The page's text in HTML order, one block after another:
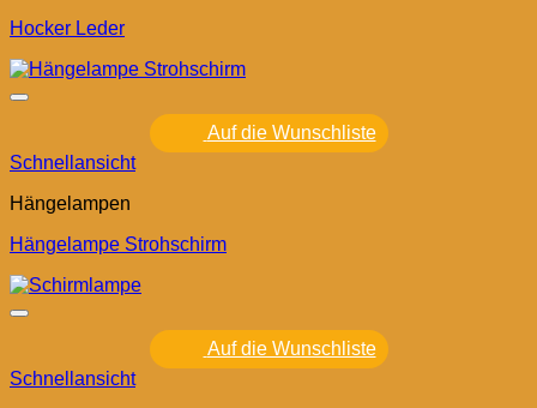
Hocker Leder
Auf die Wunschliste
Schnellansicht
Hängelampen
Hängelampe Strohschirm
Auf die Wunschliste
Schnellansicht